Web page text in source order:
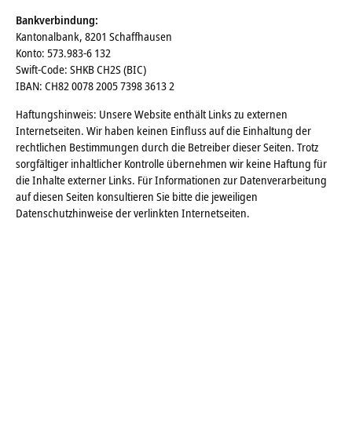
Bankverbindung:
Kantonalbank, 8201 Schaffhausen
Konto: 573.983-6 132
Swift-Code: SHKB CH2S (BIC)
IBAN: CH82 0078 2005 7398 3613 2
Haftungshinweis: Unsere Website enthält Links zu externen
Internetseiten. Wir haben keinen Einfluss auf die Einhaltung der
rechtlichen Bestimmungen durch die Betreiber dieser Seiten. Trotz
sorgfältiger inhaltlicher Kontrolle übernehmen wir keine Haftung für
die Inhalte externer Links. Für Informationen zur Datenverarbeitung
auf diesen Seiten konsultieren Sie bitte die jeweiligen
Datenschutzhinweise der verlinkten Internetseiten.